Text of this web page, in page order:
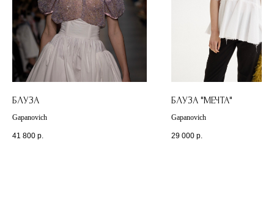
БЛУЗА
Gapanovich
41 800 р.
БЛУЗА "МЕЧТА"
Gapanovich
29 000 р.